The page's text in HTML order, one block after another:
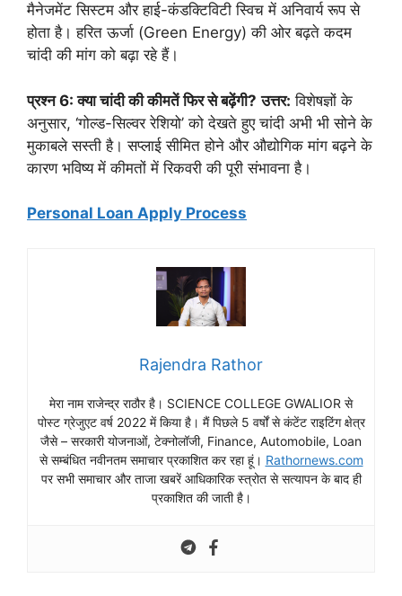
मैनेजमेंट सिस्टम और हाई-कंडक्टिविटी स्विच में अनिवार्य रूप से
होता है। हरित ऊर्जा (Green Energy) की ओर बढ़ते कदम
चांदी की मांग को बढ़ा रहे हैं।
प्रश्न 6: क्या चांदी की कीमतें फिर से बढ़ेंगी? उत्तर: विशेषज्ञों के
अनुसार, ‘गोल्ड-सिल्वर रेशियो’ को देखते हुए चांदी अभी भी सोने के
मुकाबले सस्ती है। सप्लाई सीमित होने और औद्योगिक मांग बढ़ने के
कारण भविष्य में कीमतों में रिकवरी की पूरी संभावना है।
Personal Loan Apply Process
Rajendra Rathor
मेरा नाम राजेन्द्र राठौर है। SCIENCE COLLEGE GWALIOR से
पोस्ट ग्रेजुएट वर्ष 2022 में किया है। मैं पिछले 5 वर्षों से कंटेंट राइटिंग क्षेत्र
जैसे – सरकारी योजनाओं, टेक्नोलॉजी, Finance, Automobile, Loan
से सम्बंधित नवीनतम समाचार प्रकाशित कर रहा हूं। Rathornews.com
पर सभी समाचार और ताजा खबरें आधिकारिक स्त्रोत से सत्यापन के बाद ही
प्रकाशित की जाती है।